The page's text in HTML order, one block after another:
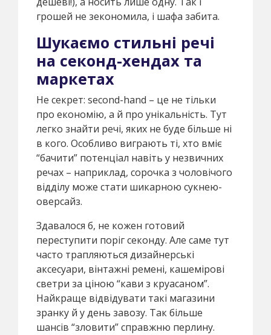
грошей не зекономила, і шафа забита.
Шукаємо стильні речі
на секонд-хендах та
маркетах
Не секрет: second-hand – це не тільки
про економію, а й про унікальність. Тут
легко знайти речі, яких не буде більше ні
в кого. Особливо виграють ті, хто вміє
“бачити” потенціал навіть у незвичних
речах – наприклад, сорочка з чоловічого
відділу може стати шикарною сукнею-
оверсайз.
Здавалося б, не кожен готовий
переступити поріг секонду. Але саме тут
часто трапляються дизайнерські
аксесуари, вінтажні ремені, кашемірові
светри за ціною “кави з круасаном”.
Найкраще відвідувати такі магазини
зранку й у день завозу. Так більше
шансів “зловити” справжню перлину.